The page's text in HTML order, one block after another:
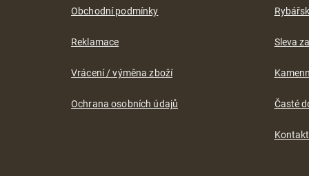
Obchodní podmínky
Reklamace
Vrácení / výměna zboží
Ochrana osobních údajů
Sleva
Časté